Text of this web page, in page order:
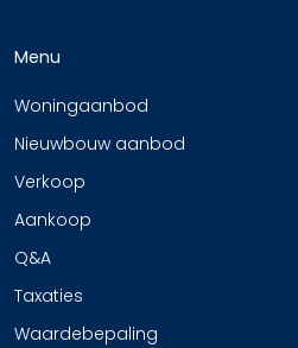
Menu
Woningaanbod
Nieuwbouw aanbod
Verkoop
Aankoop
Q&A
Taxaties
Waardebepaling